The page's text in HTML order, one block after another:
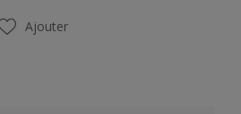
Ajouter